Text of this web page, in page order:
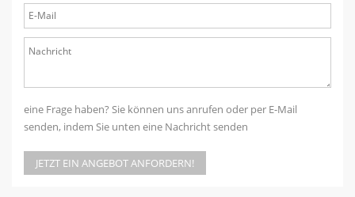
eine Frage haben? Sie können uns anrufen oder per E-Mail
senden, indem Sie unten eine Nachricht senden
JETZT EIN ANGEBOT ANFORDERN!